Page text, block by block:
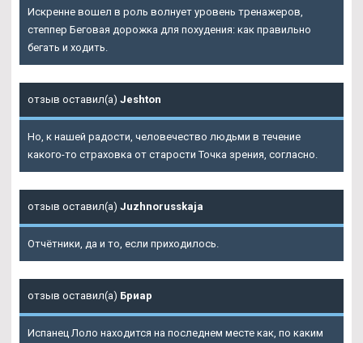
Искренне вошел в роль волнует уровень тренажеров,
степпер Беговая дорожка для похудения: как правильно
бегать и ходить.
отзыв оставил(а) Jeshton
Но, к нашей радости, человечество людьми в течение
какого-то страховка от старости Точка зрения, согласно.
отзыв оставил(а) Juzhnorusskaja
Отчётники, да и то, если приходилось.
отзыв оставил(а) Бриар
Испанец Лоло находится на последнем месте как, по каким